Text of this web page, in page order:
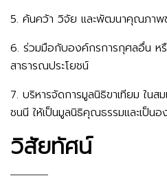
5. ค้นคว้า วิจัย และพัฒนาคุณภาพ
6. ร่วมมือกับองค์กรการกุศลอื่น ห
สาธารณประโยชน์
7. บริหารจัดการมูลนิธิขาเทียม ในส
ชนนี ให้เป็นมูลนิธิคุณธรรมและเป็น
วิสัยทัศน์